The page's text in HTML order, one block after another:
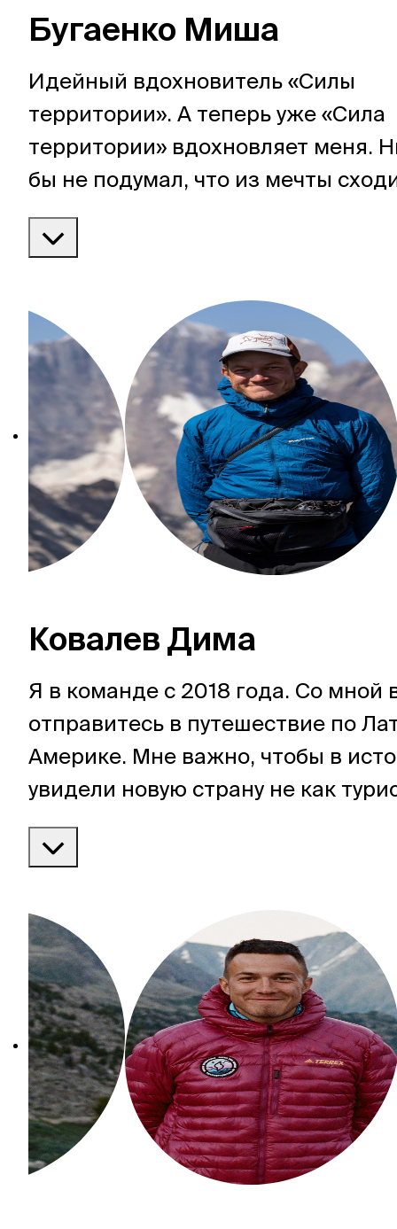
Москва,
Большая Новодмитровская,
вход 10, 3 этаж, КП «Дизайн
Бугаенко Миша
Идейный вдохновитель «Силы
территории». А теперь уже «Сила
территории» вдохновляет меня.
бы не подумал, что из мечты
поход получится такой
проект.
Ковалев Дима
Я в команде с 2018 года. Со мной
отправитесь в путешествие по
Америке. Мне важно, чтобы в
увидели новую страну не как
исследователь и рассмотрели
этого региона через
местными жителями.